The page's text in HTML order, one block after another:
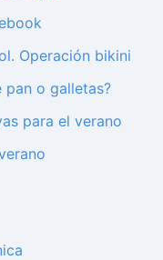
Operación bikini
pan o galletas?
para el verano